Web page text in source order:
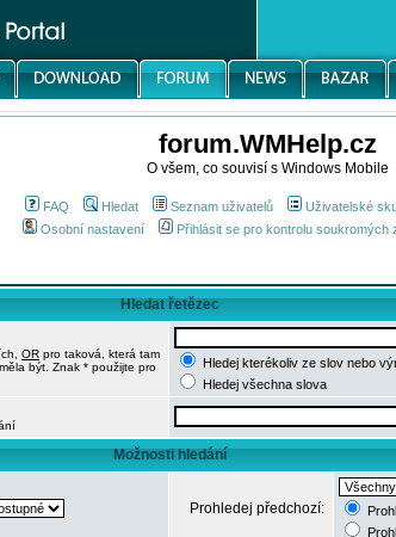
forum.WMHelp.cz
O všem, co souvisí s Windows Mobile
FAQ Hledat Seznam uživatelů Uživatelské
Osobní nastavení
Přihlásit se pro kontrolu soukromých
Hledat řetězec
OR pro taková, která tam
být. Znak * použijte pro
Hledej kterékoliv ze slov nebo
Hledej všechna slova
Možnosti hledání
Prohledej předchozí: